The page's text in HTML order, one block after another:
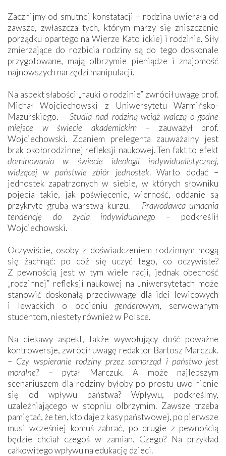
Zacznijmy od smutnej konstatacji – rodzina uwierała od
zawsze, zwłaszcza tych, którym marzy się zniszczenie
porządku opartego na Wierze Katolickiej i rodzinie. Siły
zmierzające do rozbicia rodziny są do tego doskonale
przygotowane, mają olbrzymie pieniądze i znajomość
najnowszych narzędzi manipulacji.
Na aspekt słabości „nauki o rodzinie” zwrócił uwagę prof.
Michał Wojciechowski z Uniwersytetu Warmińsko-
Mazurskiego. – Studia nad rodziną wciąż walczą o godne
miejsce w świecie akademickim– zauważył prof.
Wojciechowski. Zdaniem prelegenta zauważalny jest
brak okołorodzinnej refleksji naukowej. Ten fakt to efekt
dominowania w świecie ideologii indywidualistycznej,
widzącej w państwie zbiór jednostek. Warto dodać –
jednostek zapatrzonych w siebie, w których słowniku
pojęcia takie, jak poświęcenie, wierność, oddanie są
przykryte grubą warstwą kurzu. – Prawodawca umacnia
tendencję do życia indywidualnego – podkreślił
Wojciechowski.
Oczywiście, osoby z doświadczeniem rodzinnym mogą
się żachnąć: po cóż się uczyć tego, co oczywiste?
Z pewnością jest w tym wiele racji, jednak obecność
„rodzinnej” refleksji naukowej na uniwersytetach może
stanowić doskonałą przeciwwagę dla idei lewicowych
i lewackich o odcieniu genderowym, serwowanym
studentom, niestety również w Polsce.
Na ciekawy aspekt, także wywołujący dość poważne
kontrowersje, zwrócił uwagę redaktor Bartosz Marczuk.
– Czy wspieranie rodziny przez samorząd i państwo jest
moralne?– pytał Marczuk. A może najlepszym
scenariuszem dla rodziny byłoby po prostu uwolnienie
się od wpływu państwa? Wpływu, podkreślmy,
uzależniającego w stopniu olbrzymim. Zawsze trzeba
pamiętać, że ten, kto daje z kasy państwowej, po pierwsze
musi wcześniej komuś zabrać, po drugie z pewnością
będzie chciał czegoś w zamian. Czego? Na przykład
całkowitego wpływu na edukację dzieci.